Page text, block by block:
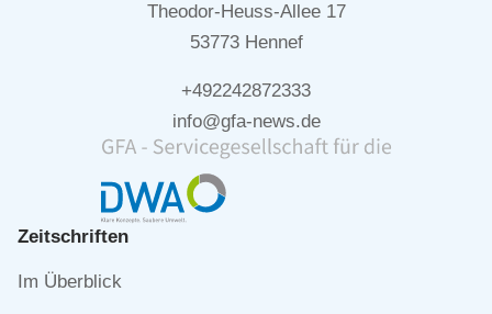
Theodor-Heuss-Allee 17
53773 Hennef
+492242872333
info@gfa-news.de
Zeitschriften
Navigation
Im Überblick